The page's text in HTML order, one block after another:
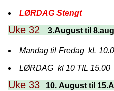
LØRDAG Stengt
Uke 32 3.August til
Mandag til Fredag kL
LØRDAG kl 10 TIL 15.00
Uke 33 10. August til